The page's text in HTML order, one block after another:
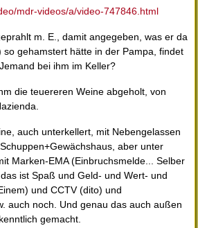
mdr-videos/a/video-747846.html
m. E., damit angegeben, was er da
so gehamstert hätte in der Pampa, findet
bei ihm im Keller?
die teuereren Weine abgeholt, von
auch unterkellert, mit Nebengelassen
aber unter
Marken-EMA (Einbruchsmelde... Selber
ist Spaß und Geld- und Wert- und
und CCTV (dito) und
auch noch. Und genau das auch außen
gemacht.